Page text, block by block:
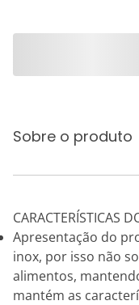
Sobre o produto
CARACTERÍSTICAS
Apresentação do
inox, por isso não
alimentos,
mantém as